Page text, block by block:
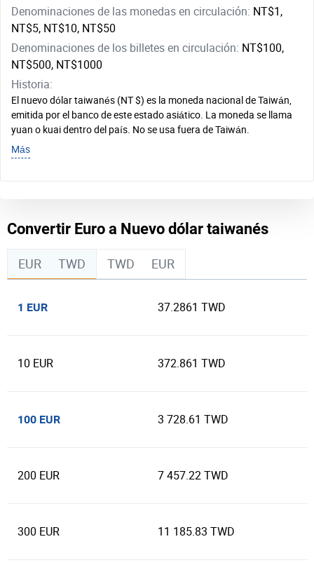
Denominaciones de las monedas en circulación: NT$1,
NT$5, NT$10, NT$50
Denominaciones de los billetes en circulación: NT$100,
NT$500, NT$1000
Historia:
El nuevo dólar taiwanés (NT $) es la moneda nacional de Taiwán,
emitida por el banco de este estado asiático. La moneda se llama
yuan o kuai dentro del país. No se usa fuera de Taiwán.
Más
Convertir Euro a Nuevo dólar taiwanés
EUR TWD TWD EUR
1 EUR 37.2861 TWD
10 EUR 372.861 TWD
100 EUR 3 728.61 TWD
200 EUR 7 457.22 TWD
300 EUR 11 185.83 TWD